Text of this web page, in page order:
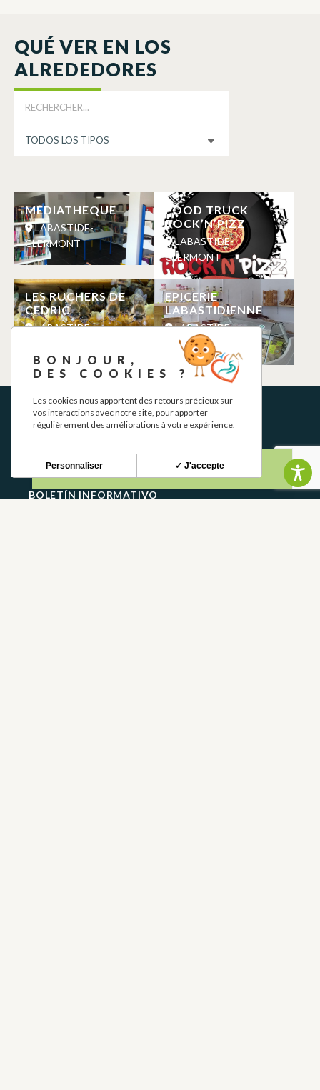
QUÉ VER EN LOS
ALREDEDORES
MEDIATHEQUE
LABASTIDE-
CLERMONT
FOOD TRUCK
ROCK’N’PIZZ
LABASTIDE-
CLERMONT
LES RUCHERS DE
CEDRIC
LABASTIDE-
EPICERIE
LABASTIDIENNE
LABASTIDE-
CLERMONT
BOLETÍN INFORMATIVO
BONJOUR,
DES COOKIES ?
Les cookies nous apportent des retours précieux sur
vos interactions avec notre site, pour apporter
régulièrement des améliorations à votre expérience.
✓ J'accepte
Personnaliser